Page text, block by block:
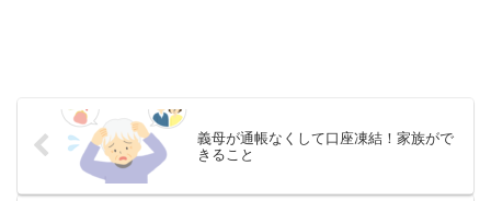
義母が通帳なくして口座凍結！家族がで
きること